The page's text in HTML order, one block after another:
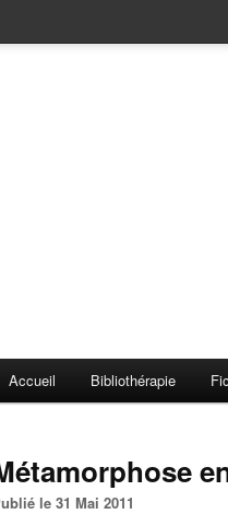
Accueil Bibliothérapie
Métamorphose
Publié le 31 Mai 2011